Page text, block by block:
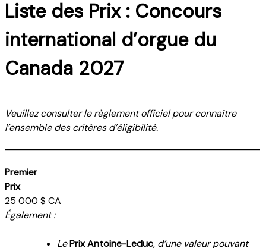
Liste des Prix : Concours
international d’orgue du
Canada 2027
Veuillez consulter le règlement officiel pour connaître
l’ensemble des critères d’éligibilité.
Premier
Prix
25 000 $ CA
Également :
LePrix Antoine-Leduc, d’une valeur pouvant